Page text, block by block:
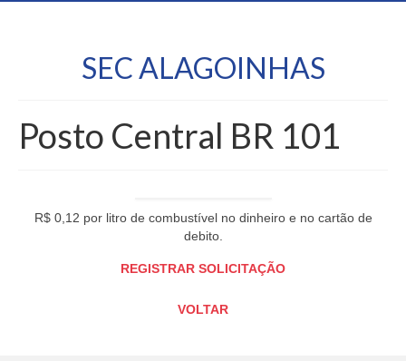
SEC ALAGOINHAS
Posto Central BR 101
R$ 0,12 por litro de combustível no dinheiro e no cartão de
debito.
REGISTRAR SOLICITAÇÃO
VOLTAR